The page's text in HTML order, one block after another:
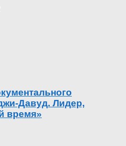
Давуд. Лидер,
время»